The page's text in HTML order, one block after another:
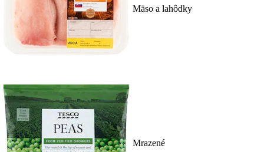
Mäso a lahôdky
Mrazené